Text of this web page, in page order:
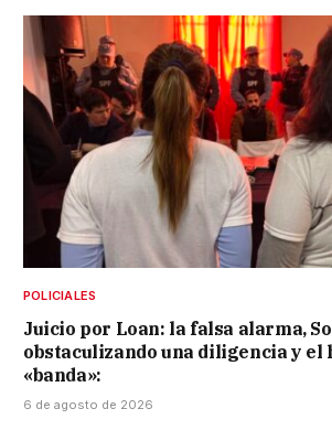
POLICIALES
Juicio por Loan: la falsa alarma,
obstaculizando una diligencia y el
«banda»:
6 de agosto de 2026